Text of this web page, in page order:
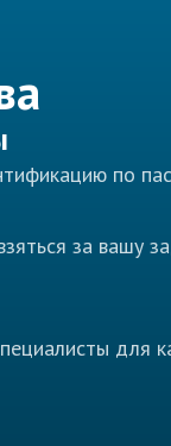
по
за вашу
для